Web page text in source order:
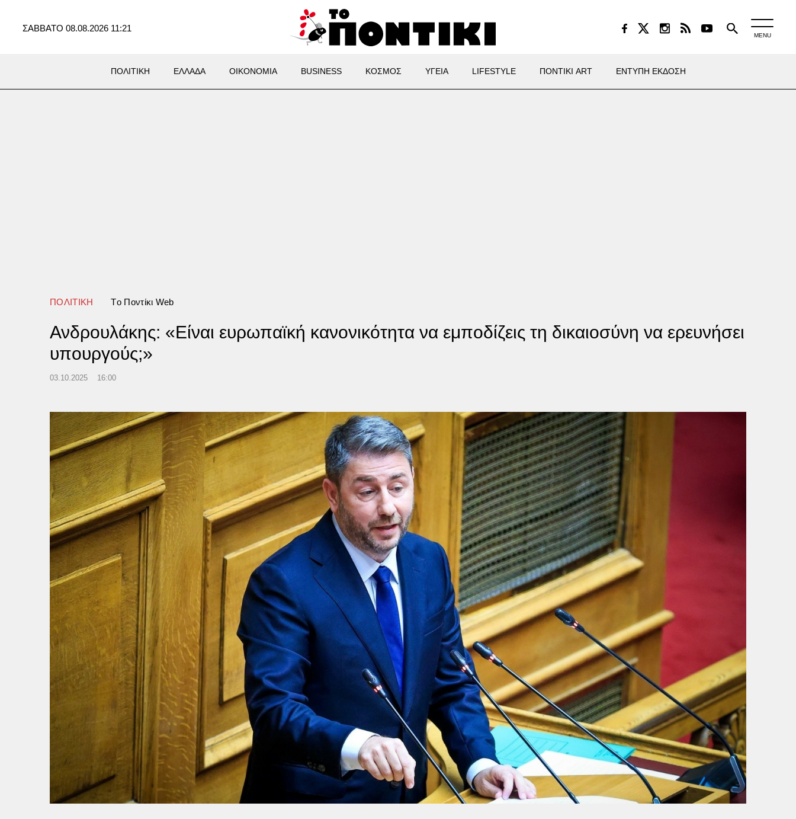
ΣΑΒΒΑΤΟ 08.08.2026 11:21
MENU
ΠΟΛΙΤΙΚΗ ΕΛΛΑΔΑ ΟΙΚΟΝΟΜΙΑ BUSINESS ΚΟΣΜΟΣ ΥΓΕΙΑ LIFESTYLE ΠΟΝΤΙΚΙ ART ΕΝΤΥΠΗ ΕΚΔΟΣΗ
ΠΟΛΙΤΙΚΗ Tο Ποντίκι Web
Ανδρουλάκης: «Είναι ευρωπαϊκή κανονικότητα να εμποδίζεις τη δικαιοσύνη να ερευνήσει
υπουργούς;»
03.10.2025 16:00